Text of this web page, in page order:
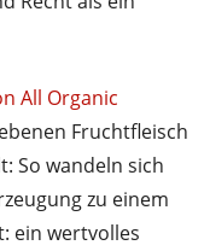
All Organic
Fruchtfleisch
So wandeln sich
zu einem
ein wertvolles